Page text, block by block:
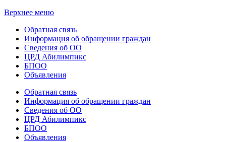
Верхнее меню
Обратная связь
Информация об обращении граждан
Сведения об ОО
ЦРД Абилимпикс
БПОО
Объявления
Обратная связь
Информация об обращении граждан
Сведения об ОО
ЦРД Абилимпикс
БПОО
Объявления